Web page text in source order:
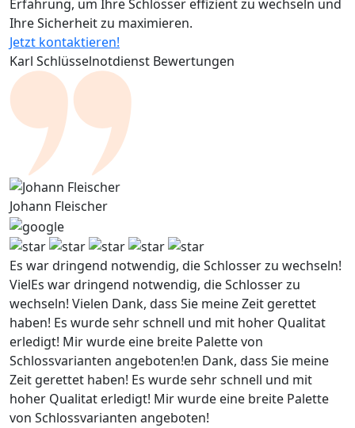
Erfahrung, um Ihre Schlösser effizient zu wechseln und
Ihre Sicherheit zu maximieren.
Jetzt kontaktieren!
Karl Schlüsselnotdienst Bewertungen
Johann Fleischer
Es war dringend notwendig, die Schlosser zu wechseln!
VielEs war dringend notwendig, die Schlosser zu
wechseln! Vielen Dank, dass Sie meine Zeit gerettet
haben! Es wurde sehr schnell und mit hoher Qualitat
erledigt! Mir wurde eine breite Palette von
Schlossvarianten angeboten!en Dank, dass Sie meine
Zeit gerettet haben! Es wurde sehr schnell und mit
hoher Qualitat erledigt! Mir wurde eine breite Palette
von Schlossvarianten angeboten!